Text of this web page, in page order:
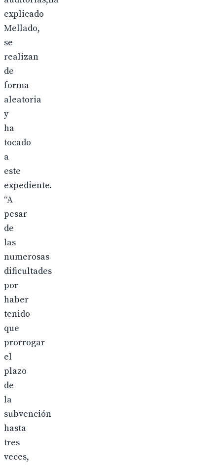
explicado
Mellado,
se
realizan
de
forma
aleatoria
y
ha
tocado
a
este
expediente.
“A
pesar
de
las
numerosas
dificultades
por
haber
tenido
que
prorrogar
el
plazo
de
la
subvención
hasta
tres
veces,